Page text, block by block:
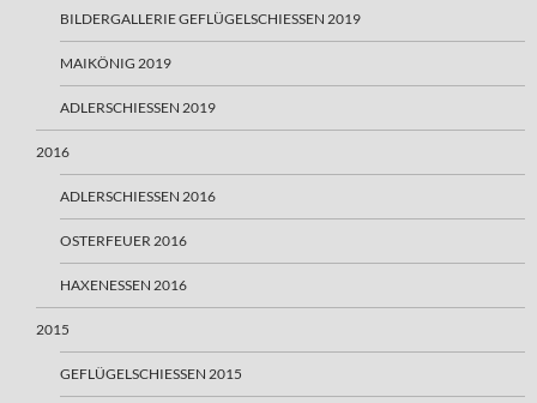
BILDERGALLERIE GEFLÜGELSCHIESSEN 2019
MAIKÖNIG 2019
ADLERSCHIESSEN 2019
2016
ADLERSCHIESSEN 2016
OSTERFEUER 2016
HAXENESSEN 2016
2015
GEFLÜGELSCHIESSEN 2015